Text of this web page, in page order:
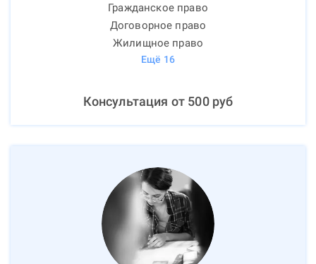
Гражданское право
Договорное право
Жилищное право
Ещё 16
Консультация от 500руб